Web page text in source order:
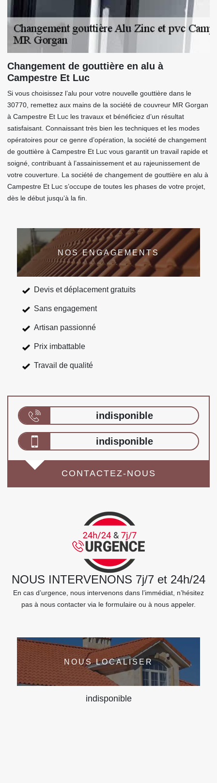
Changement de gouttière en alu à
Campestre Et Luc
Si vous choisissez l’alu pour votre nouvelle gouttière dans le
30770, remettez aux mains de la société de couvreur MR Gorgan
à Campestre Et Luc les travaux et bénéficiez d’un résultat
satisfaisant. Connaissant très bien les techniques et les modes
opératoires pour ce genre d’opération, la société de changement
de gouttière à Campestre Et Luc vous garantit un travail rapide et
soigné, contribuant à l’assainissement et au rajeunissement de
votre couverture. La société de changement de gouttière en alu à
Campestre Et Luc s’occupe de toutes les phases de votre projet,
dès le début jusqu’à la fin.
NOS ENGAGEMENTS
Devis et déplacement gratuits
Sans engagement
Artisan passionné
Prix imbattable
Travail de qualité
indisponible
indisponible
CONTACTEZ-NOUS
NOUS INTERVENONS 7j/7 et 24h/24
En cas d’urgence, nous intervenons dans l’immédiat, n’hésitez
pas à nous contacter via le formulaire ou à nous appeler.
NOUS LOCALISER
indisponible